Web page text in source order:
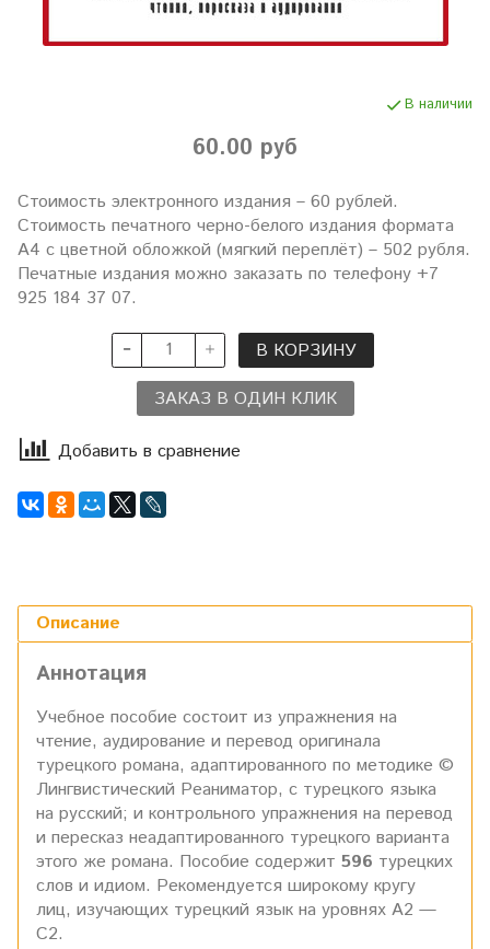
В наличии
60.00 руб
Стоимость электронного издания – 60 рублей.
Стоимость печатного черно-белого издания формата
А4 с цветной обложкой (мягкий переплёт) – 502 рубля.
Печатные издания можно заказать по телефону +7
925 184 37 07.
В КОРЗИНУ
ЗАКАЗ В ОДИН КЛИК
Добавить в сравнение
Описание
Аннотация
Учебное пособие состоит из упражнения на
чтение, аудирование и перевод оригинала
турецкого романа, адаптированного по методике ©
Лингвистический Реаниматор, с турецкого языка
на русский; и контрольного упражнения на перевод
и пересказ неадаптированного турецкого варианта
этого же романа. Пособие содержит 596 турецких
слов и идиом. Рекомендуется широкому кругу
лиц, изучающих турецкий язык на уровнях А2 —
С2.